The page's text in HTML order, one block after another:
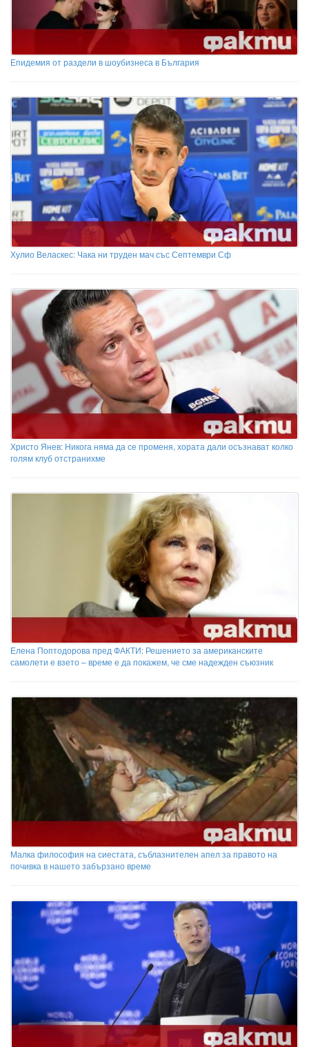
Епидемия от раздели в шоубизнеса в България
Хулио Веласкес: Чака ни труден мач със Септември Сф
Христо Янев: Никога няма да се променя, хората дали осъзнават колко
голям клуб отстранихме
Елена Поптодорова пред ФАКТИ: Решението за американските
самолети е взето – време е да покажем, че сме надежден съюзник
Малка философия на сиестата, съблазнителен апел за правото на
почивка в нашето забързано време